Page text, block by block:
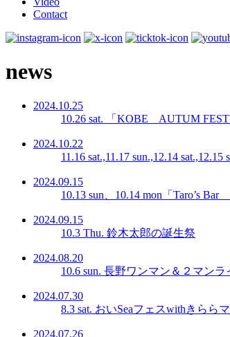
Contact
news
2024.10.25
10.26 sat. 「KOBE AUTUM
2024.10.22
11.16 sat.,11.17 sun.,12.14
2024.09.15
10.13 sun、10.14 mon「Taro’s
2024.09.15
10.3 Thu. 鈴木太郎の誕生祭
2024.08.20
10.6 sun. 長野ワンマン＆２マンラ
2024.07.30
8.3 sat. おいSeaフェスwithきらら
2024.07.26